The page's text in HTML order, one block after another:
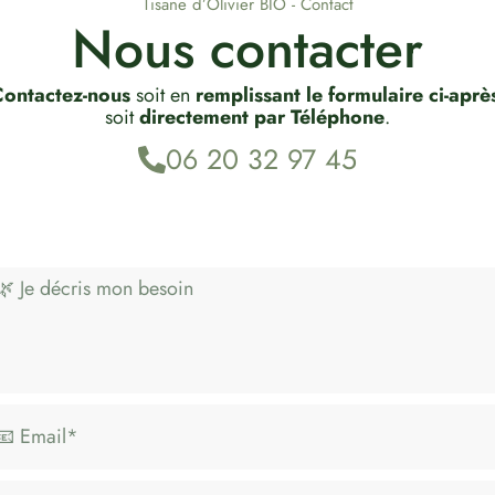
Nous contacter
noussoit en remplissant le formulaire ci-
soitdirectement par Téléphone.
06 20 32 97 45